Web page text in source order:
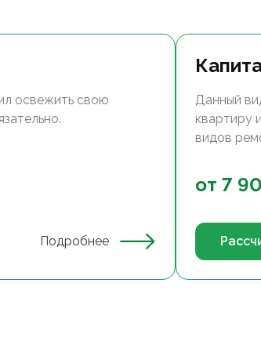
освежить свою
Подробнее
Данный
квартиру
видов
от 7